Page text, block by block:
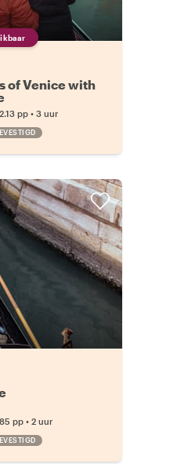
of Venice with
pp • 3 uur
pp • 2 uur